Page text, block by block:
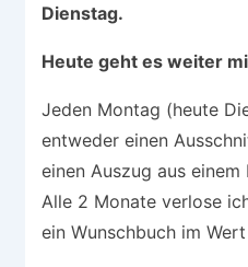
Dienstag.
Heute geht es weiter
Jeden Montag (heute
entweder einen
einen Auszug aus
Alle 2 Monate verlose
ein Wunschbuch im